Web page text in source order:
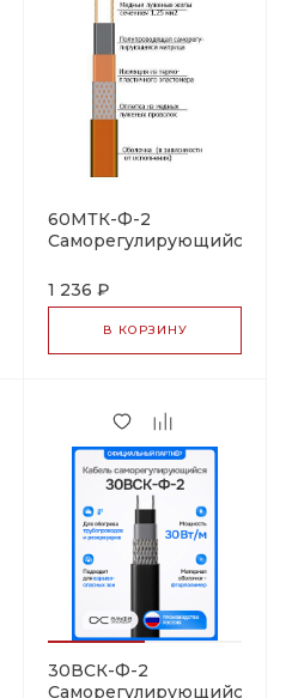
60МТК-Ф-2
Саморегулирующийся
кабель
1 236 ₽
В КОРЗИНУ
30ВСК-Ф-2
Саморегулирующийся